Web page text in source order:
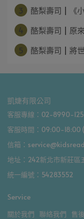
酪梨壽司 | 《
酪梨壽司 | 原
酪梨壽司 | 將
凱婕有限公司
客服專線：02-8990-
客服時間：09:00-18:00
信箱：
地址：242新北市新莊區
統一編號：54283552
Service
關於我們 聯絡我們 售